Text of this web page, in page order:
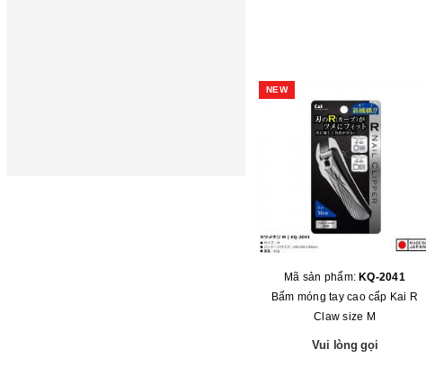
NEW
Mã sản phẩm:KQ-2041
Bấm móng tay cao cấp Kai R
Claw size M
Vui lòng gọi